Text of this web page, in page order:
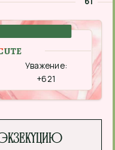
Уважение:
+621